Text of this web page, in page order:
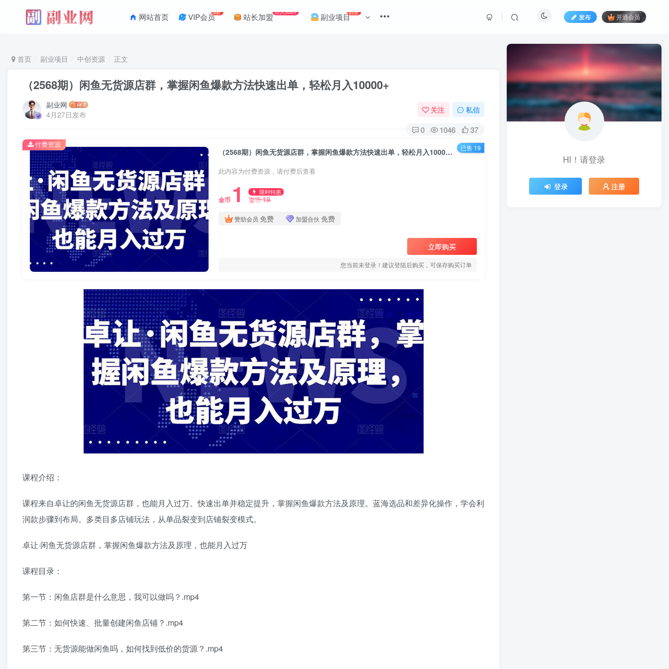
网站首页 VIP会员3折 站长加盟日入500+ 副业项目日更
发布 开通会员
首页 副业项目 中创资源 正文
（2568期）闲鱼无货源店群，掌握闲鱼爆款方法快速出单，轻松月入10000+
副业网
4月27日发布
关注 私信
0 1046 37
（2568期）闲鱼无货源店群，掌握闲鱼爆款方法快速出单，轻松月入10000+
此内容为付费资源，请付费后查看
金币 1 限时特惠
金币19
赞助会员 免费 加盟合伙 免费
立即购买
您当前未登录！建议登陆后购买，可保存购买订单
付费资源 已售 19
课程介绍：
课程来自卓让的闲鱼无货源店群，也能月入过万。快速出单并稳定提升，掌握闲鱼爆款方法及原理。蓝海选品和差异化操作，学会利
润款步骤到布局。多类目多店铺玩法，从单品裂变到店铺裂变模式。
卓让·闲鱼无货源店群，掌握闲鱼爆款方法及原理，也能月入过万
课程目录：
第一节：闲鱼店群是什么意思，我可以做吗？.mp4
第二节：如何快速、批量创建闲鱼店铺？.mp4
第三节：无货源能做闲鱼吗，如何找到低价的货源？.mp4
HI！请登录
登录 注册